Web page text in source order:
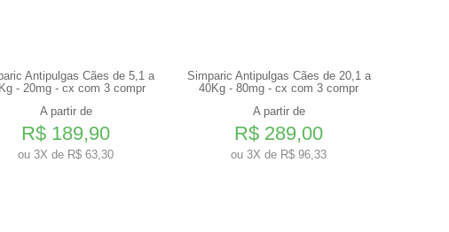
Antipulgas Cães de 5,1 a
- 20mg - cx com 3 compr
A partir de
R$ 189,90
ou 3X de R$ 63,30
Simparic Antipulgas Cães de 20,1 a
40Kg - 80mg - cx com 3 compr
A partir de
R$ 289,00
ou 3X de R$ 96,33